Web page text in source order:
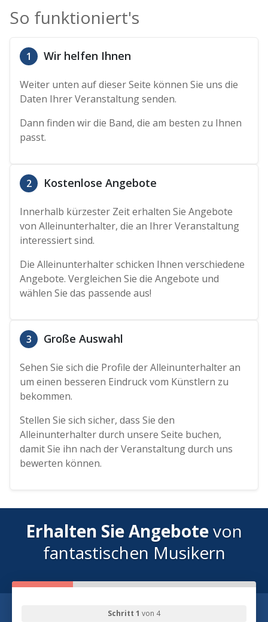
So funktioniert's
1 Wir helfen Ihnen
Weiter unten auf dieser Seite können Sie uns die
Daten Ihrer Veranstaltung senden.
Dann finden wir die Band, die am besten zu Ihnen
passt.
2 Kostenlose Angebote
Innerhalb kürzester Zeit erhalten Sie Angebote
von Alleinunterhalter, die an Ihrer Veranstaltung
interessiert sind.
Die Alleinunterhalter schicken Ihnen verschiedene
Angebote. Vergleichen Sie die Angebote und
wählen Sie das passende aus!
3 Große Auswahl
Sehen Sie sich die Profile der Alleinunterhalter an
um einen besseren Eindruck vom Künstlern zu
bekommen.
Stellen Sie sich sicher, dass Sie den
Alleinunterhalter durch unsere Seite buchen,
damit Sie ihn nach der Veranstaltung durch uns
bewerten können.
Erhalten Sie Angebotevon
fantastischen Musikern
Schritt 1 von 4